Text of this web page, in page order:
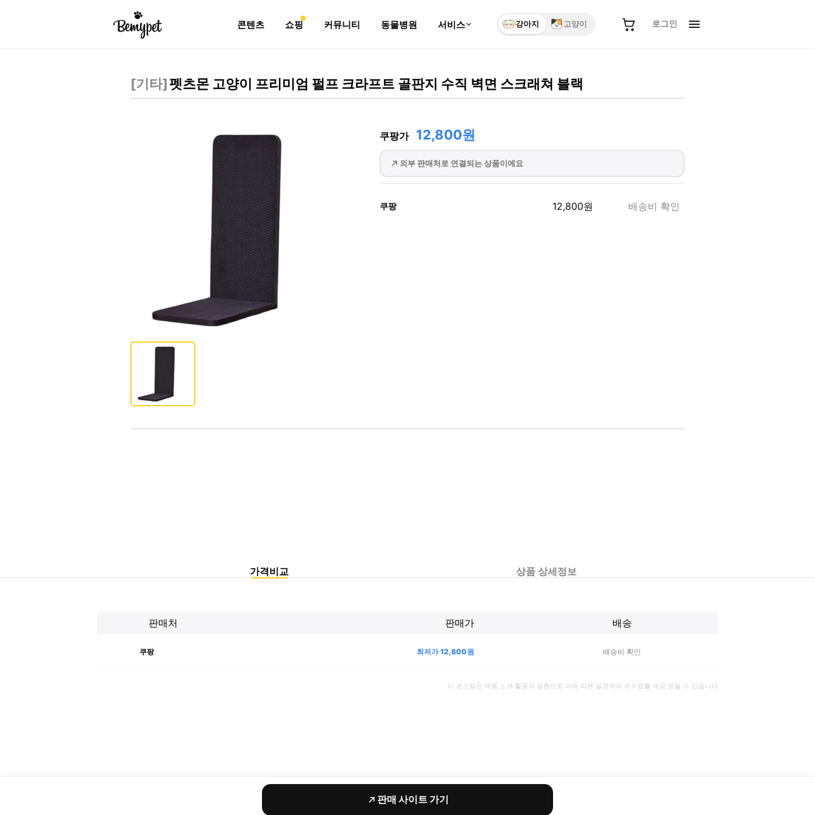
콘텐츠 쇼핑 커뮤니티 동물병원 서비스 강아지 고양이 로그인
[기타]펫츠몬 고양이 프리미엄 펄프 크라프트 골판지 수직 벽면 스크래쳐 블랙
쿠팡가 12,800원
외부 판매처로 연결되는 상품이에요
쿠팡 12,800원 배송비 확인
가격비교 상품 상세정보
판매처 판매가 배송
쿠팡 최저가12,800원 배송비 확인
이 포스팅은 제품 소개 활동의 일환으로 이에 따른 일정액의 수수료를 제공 받을 수 있습니다
판매 사이트 가기